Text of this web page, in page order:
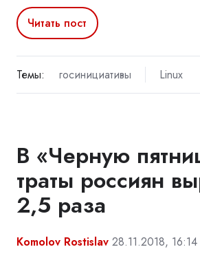
Читать пост
Темы: госинициативы Linux
В «Черную
траты россиян
2,5 раза
Komolov Rostislav 28.11.2018, 16:14